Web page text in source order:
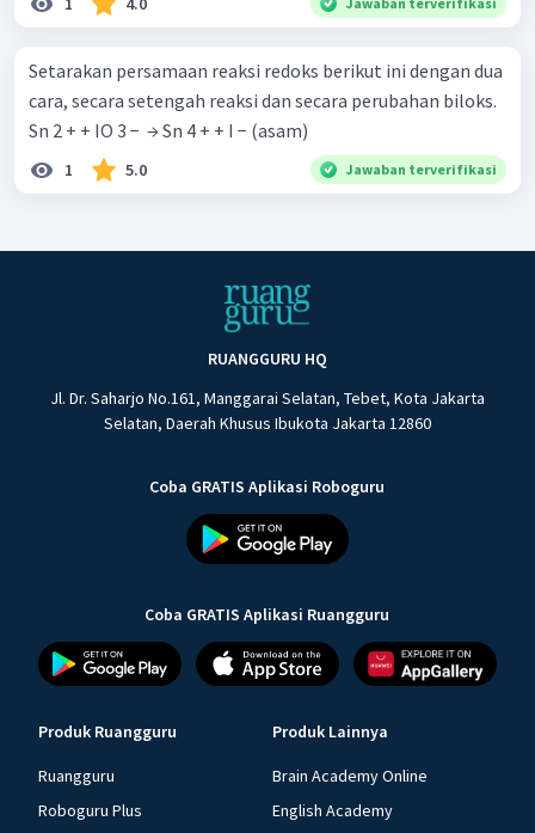
Setarakan persamaan reaksi redoks berikut ini dengan dua
cara, secara setengah reaksi dan secara perubahan biloks.
Sn 2 + + IO 3 − ​ → Sn 4 + + I − (asam)
1 5.0 Jawaban terverifikasi
RUANGGURU HQ
Jl. Dr. Saharjo No.161, Manggarai Selatan, Tebet, Kota Jakarta
Selatan, Daerah Khusus Ibukota Jakarta 12860
Coba GRATIS Aplikasi Roboguru
Coba GRATIS Aplikasi Ruangguru
Produk Ruangguru
Ruangguru
Roboguru Plus
Produk Lainnya
Brain Academy Online
English Academy